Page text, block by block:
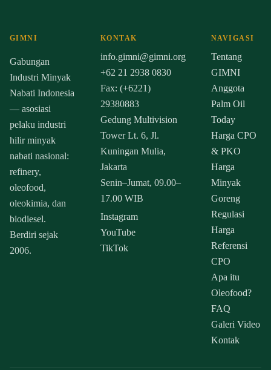
GIMNI
Gabungan
Industri Minyak
Nabati Indonesia
— asosiasi
pelaku industri
hilir minyak
nabati nasional:
refinery,
oleofood,
oleokimia, dan
biodiesel.
Berdiri sejak
2006.
KONTAK
info.gimni@gimni.org
+62 21 2938 0830
Fax: (+6221)
29380883
Gedung Multivision
Tower Lt. 6, Jl.
Kuningan Mulia,
Jakarta
Senin–Jumat, 09.00–
17.00 WIB
Instagram
YouTube
TikTok
NAVIGASI
Tentang
GIMNI
Anggota
Palm Oil
Today
Harga CPO
& PKO
Harga
Minyak
Goreng
Regulasi
Harga
Referensi
CPO
Apa itu
Oleofood?
FAQ
Galeri Video
Kontak